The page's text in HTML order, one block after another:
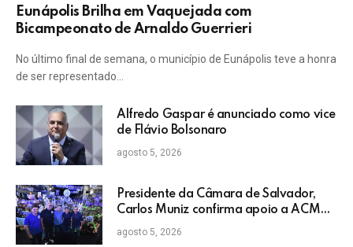
Eunápolis Brilha em Vaquejada com
Bicampeonato de Arnaldo Guerrieri
No último final de semana, o município de Eunápolis teve a honra
de ser representado…
Alfredo Gaspar é anunciado como vice
de Flávio Bolsonaro
agosto 5, 2026
Presidente da Câmara de Salvador,
Carlos Muniz confirma apoio a ACM
Neto: “Irei lutar voto a voto na sua
campanha”
agosto 5, 2026